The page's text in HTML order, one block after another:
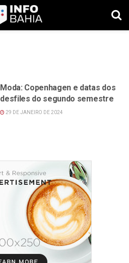
Moda: Copenhagen e datas dos
desfiles do segundo semestre
29 DE JANEIRO DE 2024